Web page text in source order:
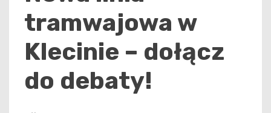
tramwajowa w
Klecinie – dołącz
do debaty!